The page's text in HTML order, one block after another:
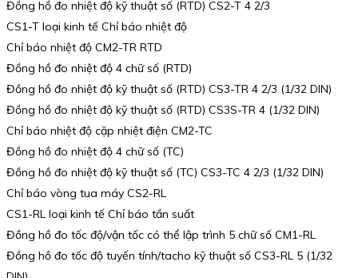
Đồng hồ đo nhiệt độ kỹ thuật số (RTD) CS2-T 4 2/3
CS1-T loại kinh tế Chỉ báo nhiệt độ
Chỉ báo nhiệt độ CM2-TR RTD
Đồng hồ đo nhiệt độ 4 chữ số (RTD)
Đồng hồ đo nhiệt độ kỹ thuật số (RTD) CS3-TR 4 2/3 (1/32 DIN)
Đồng hồ đo nhiệt độ kỹ thuật số (RTD) CS3S-TR 4 (1/32 DIN)
Chỉ báo nhiệt độ cặp nhiệt điện CM2-TC
Đồng hồ đo nhiệt độ 4 chữ số (TC)
Đồng hồ đo nhiệt độ kỹ thuật số (TC) CS3-TC 4 2/3 (1/32 DIN)
Chỉ báo vòng tua máy CS2-RL
CS1-RL loại kinh tế Chỉ báo tần suất
Đồng hồ đo tốc độ/vận tốc có thể lập trình 5 chữ số CM1-RL
Đồng hồ đo tốc độ tuyến tính/tacho kỹ thuật số CS3-RL 5 (1/32